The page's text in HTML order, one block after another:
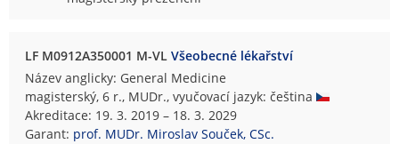
LF M0912A350001 M-VLVšeobecné lékařství
Název anglicky: General Medicine
magisterský, 6 r., MUDr., vyučovací jazyk: čeština
Akreditace: 19. 3. 2019 – 18. 3. 2029
Garant: prof. MUDr. Miroslav Souček, CSc.